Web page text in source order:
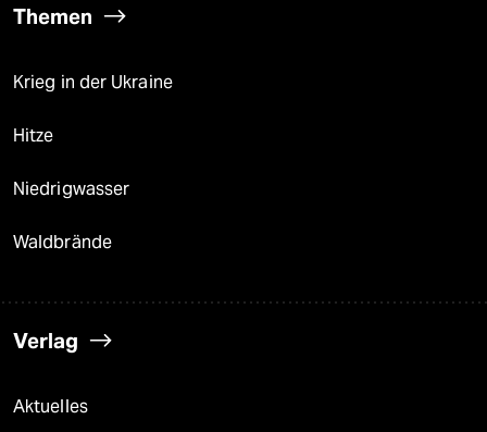
Themen
Krieg in der Ukraine
Hitze
Niedrigwasser
Waldbrände
Verlag
Aktuelles